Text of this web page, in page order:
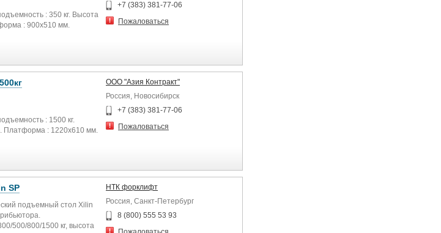
: 350 кг. Высота
: 900x510 мм.
+7 (383) 381-77-06
Пожаловаться
: 1500 кг.
Платформа : 1220х610 мм.
ООО "Азия Контракт"
Россия, Новосибирск
+7 (383) 381-77-06
Пожаловаться
SP
подъемный стол Xilin
500/800/1500 кг, высота
НТК форклифт
Россия, Санкт-Петербург
8 (800) 555 53 93